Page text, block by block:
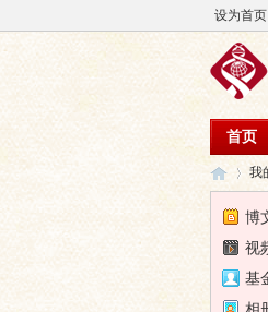
设为首页
首页
›
我
博
视
基